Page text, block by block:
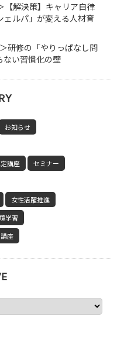
【解決策】キャリア自律
ェルパ」が変える人材育
研修の「やりっぱなし問
ない習慣化の壁
お知らせ
講座 セミナー
女性活躍推進
学習
座